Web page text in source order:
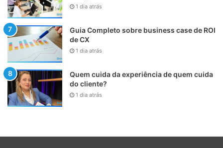
1 dia atrás
Guia Completo sobre business case de ROI
de CX
1 dia atrás
Quem cuida da experiência de quem cuida
do cliente?
1 dia atrás